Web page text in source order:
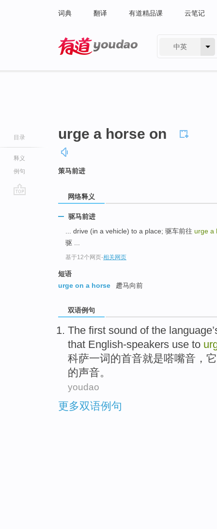
词典 翻译 有道精品课 云笔记
中英
目录
释义
例句
urge a horse on
策马前进
网络释义
驱马前进
... drive (in a vehicle) to a place; 驱车前往 urge a
驱 ...
基于12个网页-相关网页
短语
urge on a horse
趱马向前
双语例句
The first sound ofthe language
that English-speakers use to
科萨一词 的首音就是嗒嘴音，它
的声音。
youdao
更多双语例句